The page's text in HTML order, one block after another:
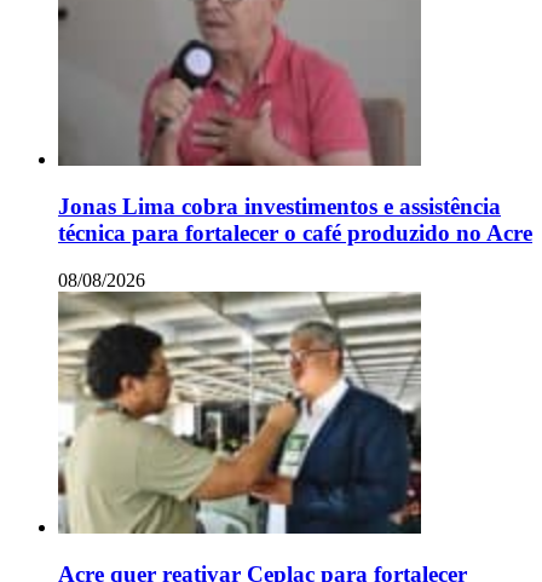
Jonas Lima cobra investimentos e assistência
técnica para fortalecer o café produzido no Acre
08/08/2026
Acre quer reativar Ceplac para fortalecer